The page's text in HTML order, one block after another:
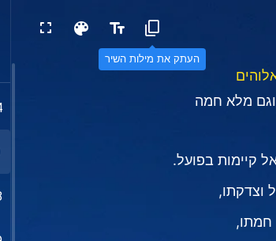
העתק את מילות השיר
מלא חמה
קיימות בפועל.
וצדקתו,
חמתו,